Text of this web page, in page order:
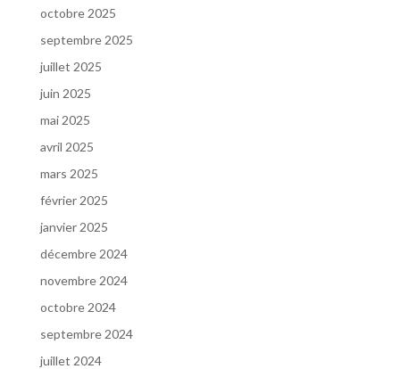
octobre 2025
septembre 2025
juillet 2025
juin 2025
mai 2025
avril 2025
mars 2025
février 2025
janvier 2025
décembre 2024
novembre 2024
octobre 2024
septembre 2024
juillet 2024